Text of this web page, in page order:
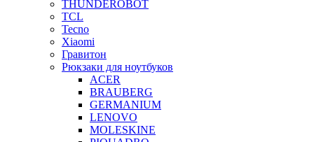
THUNDEROBOT
TCL
Tecno
Xiaomi
Гравитон
Рюкзаки для ноутбуков
ACER
BRAUBERG
GERMANIUM
LENOVO
MOLESKINE